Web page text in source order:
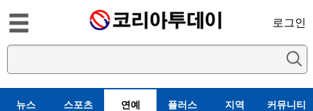
로그인
뉴스 스포츠 연예 플러스 지역 커뮤니티